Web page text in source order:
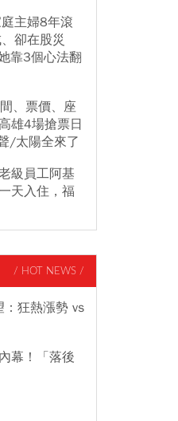
主婦8年滾
卻在股災
靠3個心法翻
、票價、座
雄4場搶票日
/太陽全來了
級員工阿基
天入住，福
/ HOT NEWS /
狂熱漲勢 vs
幕！「落後